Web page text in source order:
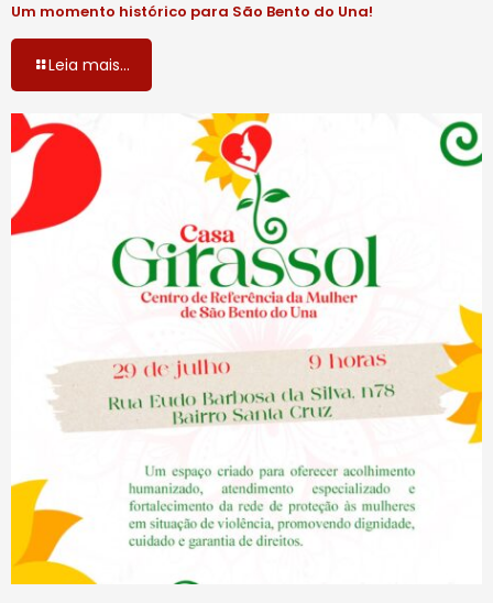
Um momento histórico para São Bento do Una!
Leia mais...